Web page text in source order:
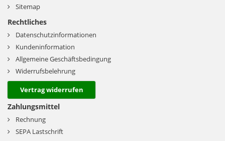
Sitemap
Rechtliches
Datenschutzinformationen
Kundeninformation
Allgemeine Geschäftsbedingung
Widerrufsbelehrung
Vertrag widerrufen
Zahlungsmittel
Rechnung
SEPA Lastschrift